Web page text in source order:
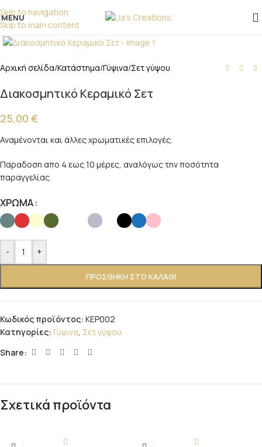
Skip to navigation
Skip to main content
επικοινωνήστε μαζί μας!
MENU
Click to enlarge
Αρχική σελίδα/Κατάστημα/Γύψινα/Σετ γύψου
Διακοσμητικό Κεραμικό Σετ
25,00 €
Αναμένονται και άλλες χρωματικές επιλογές.
Παραδοση απο 4 εως 10 μέρες, αναλόγως την ποσότητα
παραγγελίας
ΧΡΩΜΑ
- +
ΠΡΟΣΘΉΚΗ ΣΤΟ ΚΑΛΆΘΙ
Κωδικός προϊόντος: ΚΕΡ002
Κατηγορίες: Γύψινα, Σετ γύψου
Share:
Σχετικά προϊόντα